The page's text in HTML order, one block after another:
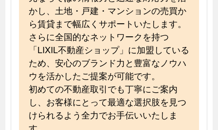
かし、土地・戸建・マンションの売買か
ら賃貸まで幅広くサポートいたします。
さらに全国的なネットワークを持つ
「LIXIL不動産ショップ」に加盟している
ため、安心のブランド力と豊富なノウハ
ウを活かしたご提案が可能です。
初めての不動産取引でも丁寧にご案内
し、お客様にとって最適な選択肢を見つ
けられるよう全力でお手伝いいたしま